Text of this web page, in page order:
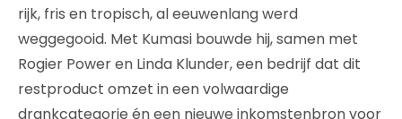
rijk, fris en tropisch, al eeuwenlang werd
weggegooid. Met Kumasi bouwde hij, samen met
Rogier Power en Linda Klunder, een bedrijf dat dit
restproduct omzet in een volwaardige
drankcategorie én een nieuwe inkomstenbron voor